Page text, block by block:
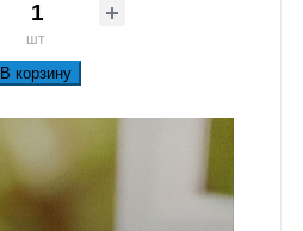
шт
В корзину